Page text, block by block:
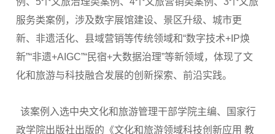
服务类案例，涉及数字展馆建设、景区升级、城市更
新、非遗活化、县域营销等传统领域和“数字技术+IP焕
新”“非遗+AIGC”“民宿+大数据治理”等新领域，体现了文
化和旅游与科技融合发展的创新探索、前沿实践。
该案例入选中央文化和旅游管理干部学院主编、国家行
政学院出版社出版的《文化和旅游领域科技创新应用 教